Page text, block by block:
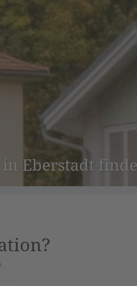
Eberstadt